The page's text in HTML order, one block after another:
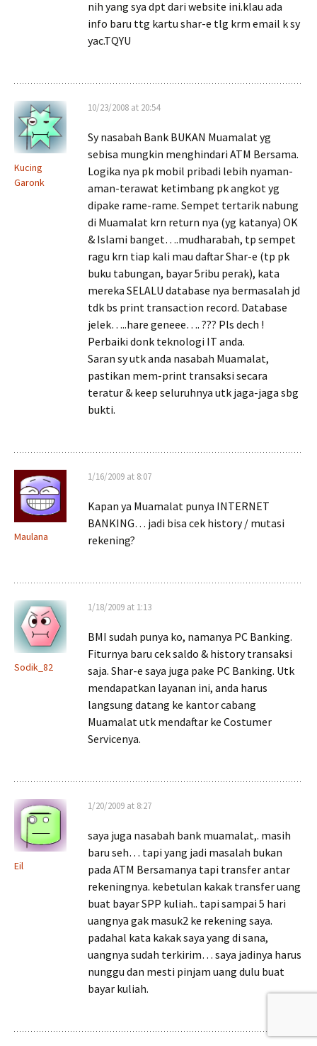
nih yang sya dpt dari website ini.klau ada
info baru ttg kartu shar-e tlg krm email k sy
yac.TQYU
Kucing
Garonk
10/23/2008 at 20:54
Sy nasabah Bank BUKAN Muamalat yg
sebisa mungkin menghindari ATM Bersama.
Logika nya pk mobil pribadi lebih nyaman-
aman-terawat ketimbang pk angkot yg
dipake rame-rame. Sempet tertarik nabung
di Muamalat krn return nya (yg katanya) OK
& Islami banget….mudharabah, tp sempet
ragu krn tiap kali mau daftar Shar-e (tp pk
buku tabungan, bayar 5ribu perak), kata
mereka SELALU database nya bermasalah jd
tdk bs print transaction record. Database
jelek…..hare geneee…. ??? Pls dech !
Perbaiki donk teknologi IT anda.
Saran sy utk anda nasabah Muamalat,
pastikan mem-print transaksi secara
teratur & keep seluruhnya utk jaga-jaga sbg
bukti.
Maulana
1/16/2009 at 8:07
Kapan ya Muamalat punya INTERNET
BANKING… jadi bisa cek history / mutasi
rekening?
Sodik_82
1/18/2009 at 1:13
BMI sudah punya ko, namanya PC Banking.
Fiturnya baru cek saldo & history transaksi
saja. Shar-e saya juga pake PC Banking. Utk
mendapatkan layanan ini, anda harus
langsung datang ke kantor cabang
Muamalat utk mendaftar ke Costumer
Servicenya.
Eil
1/20/2009 at 8:27
saya juga nasabah bank muamalat,. masih
baru seh… tapi yang jadi masalah bukan
pada ATM Bersamanya tapi transfer antar
rekeningnya. kebetulan kakak transfer uang
buat bayar SPP kuliah.. tapi sampai 5 hari
uangnya gak masuk2 ke rekening saya.
padahal kata kakak saya yang di sana,
uangnya sudah terkirim… saya jadinya harus
nunggu dan mesti pinjam uang dulu buat
bayar kuliah.